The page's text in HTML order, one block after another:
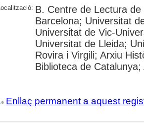
Localització: B. Centre de Lectura
Barcelona; Universitat
Universitat de Vic-
Universitat de Lleida;
Rovira i Virgili; Arxiu
Biblioteca de
Enllaç permanent a aquest